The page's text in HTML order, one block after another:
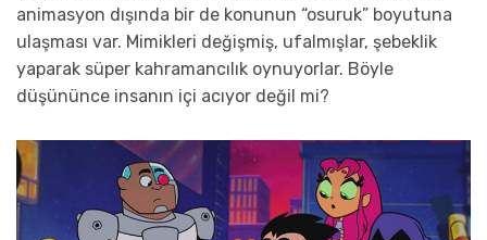
animasyon dışında bir de konunun “osuruk” boyutuna
ulaşması var. Mimikleri değişmiş, ufalmışlar, şebeklik
yaparak süper kahramancılık oynuyorlar. Böyle
düşününce insanın içi acıyor değil mi?